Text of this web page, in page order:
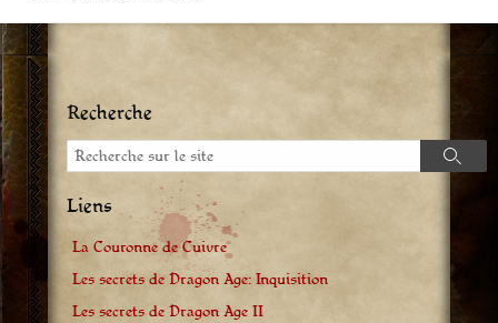
Recherche
Recherche
Liens
La Couronne de Cuivre
Les secrets de Dragon Age: Inquisition
Les secrets de Dragon Age II